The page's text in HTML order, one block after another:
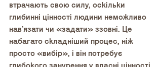
втрачають свою силу, оскільки
глибинні цінності людини неможливо
нав’язати чи «задати» ззовні. Це
набагато складніший процес, ніж
просто «вибір», і він потребує